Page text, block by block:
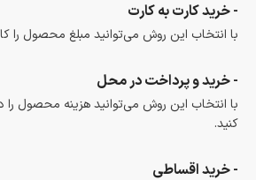
- خرید کارت به کارت
با انتخاب این روش می‌توانید مبلغ محصول را
- خرید و پرداخت در محل
با انتخاب این روش می‌توانید هزینه محصول
کنید.
- خرید اقساطی